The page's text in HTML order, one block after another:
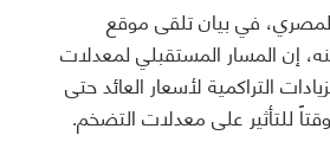
في بيان تلقى موقع
إن المسار المستقبلي لمعدلات
التراكمية لأسعار العائد حتى
للتأثير على معدلات التضخم.